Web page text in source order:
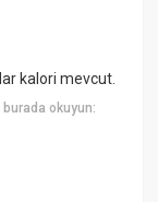
kalori mevcut.
burada okuyun: